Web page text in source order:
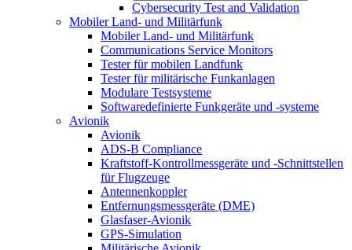
Cybersecurity Test and Validation
Mobiler Land- und Militärfunk
Mobiler Land- und Militärfunk
Communications Service Monitors
Tester für mobilen Landfunk
Tester für militärische Funkanlagen
Modulare Testsysteme
Softwaredefinierte Funkgeräte und -systeme
Avionik
Avionik
ADS-B Compliance
Kraftstoff-Kontrollmessgeräte und -Schnittstellen
für Flugzeuge
Antennenkoppler
Entfernungsmessgeräte (DME)
Glasfaser-Avionik
GPS-Simulation